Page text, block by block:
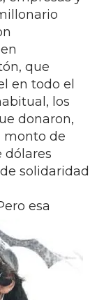
que
en todo el
los
donaron,
monto de
dólares
solidaridad
esa